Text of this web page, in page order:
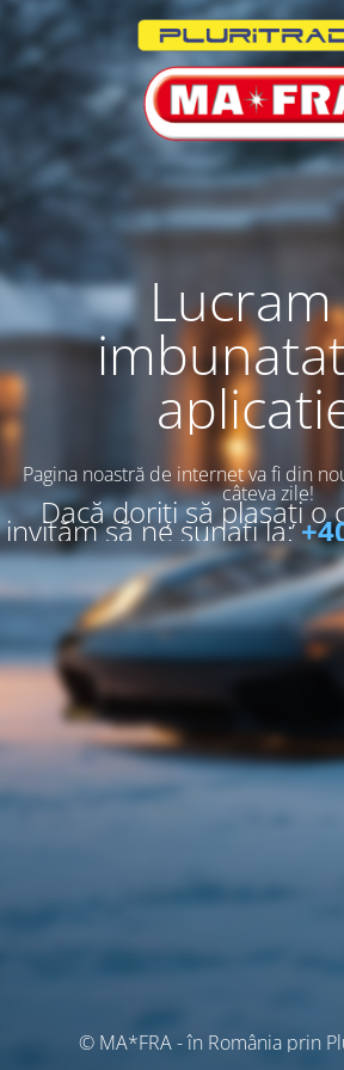
Pagina noastră de internet va fi din
câteva zile!
Dacă doriți să plasați o
invităm să ne sunați la:
© MA*FRA - în România prin